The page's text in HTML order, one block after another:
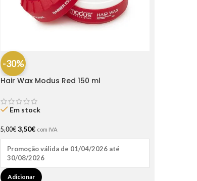
-30%
Hair Wax Modus Red 150 ml
Em stock
5,00€ 3,50€ com IVA
Promoção válida de 01/04/2026 até
30/08/2026
Adicionar